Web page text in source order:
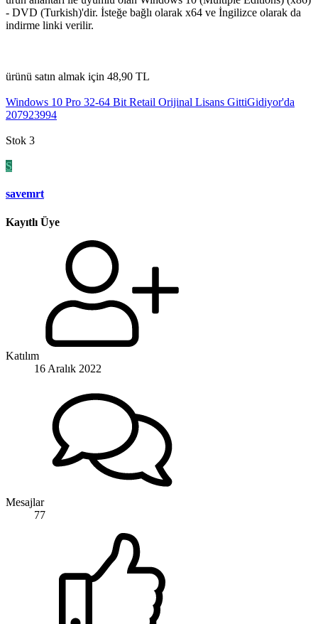
- DVD (Turkish)'dir. İsteğe bağlı olarak x64 ve İngilizce olarak da
indirme linki verilir.
ürünü satın almak için 48,90 TL
Windows 10 Pro 32-64 Bit Retail Orijinal Lisans GittiGidiyor'da
207923994
Stok 3
S
savemrt
Kayıtlı Üye
Katılım
16 Aralık 2022
Mesajlar
77